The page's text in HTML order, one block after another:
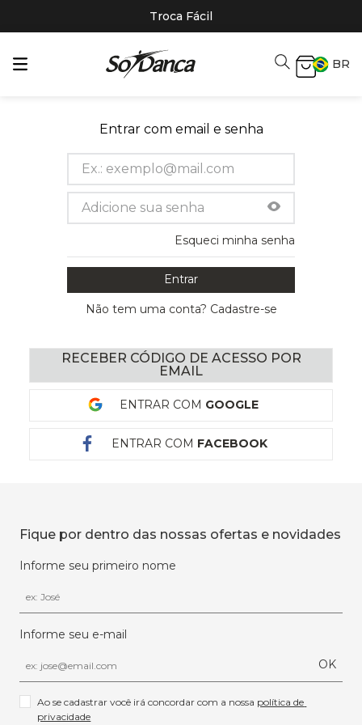
Troca Fácil
BR
RECEBER CÓDIGO DE ACESSO POR
EMAIL
ENTRAR COM GOOGLE
ENTRAR COM FACEBOOK
Entrar com email e senha
Esqueci minha senha
Entrar
Não tem uma conta? Cadastre-se
Fique por dentro das nossas ofertas e novidades
Informe seu primeiro nome
Informe seu e-mail
OK
Ao se cadastrar você irá concordar com a nossa política de
privacidade